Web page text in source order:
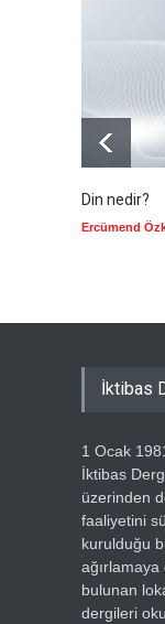
Din nedir?
Ercümend
İktibas
1 Ocak
İktibas
üzerinden
faaliyetini
kurulduğu
bulunan
dergileri